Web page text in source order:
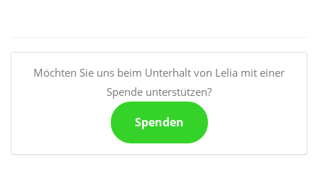
Möchten Sie uns beim Unterhalt von Lelia mit einer
Spende unterstützen?
Spenden